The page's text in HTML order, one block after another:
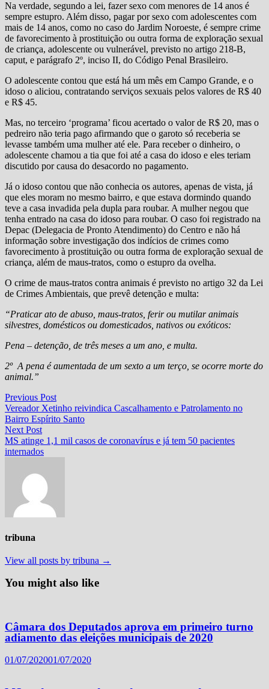
Na verdade, segundo a lei, fazer sexo com menores de 14 anos é
sempre estupro. Além disso, pagar por sexo com adolescentes com
mais de 14 anos, como no caso do Jardim Noroeste, é sempre crime
de favorecimento à prostituição ou outra forma de exploração sexual
de criança, adolescente ou vulnerável, previsto no artigo 218-B,
caput, e parágrafo 2º, inciso II, do Código Penal Brasileiro.
O adolescente contou que está há um mês em Campo Grande, e o
idoso o aliciou, contratando serviços sexuais pelos valores de R$ 40
e R$ 45.
Mas, no terceiro ‘programa’ ficou acertado o valor de R$ 20, mas o
pedreiro não teria pago afirmando que o garoto só receberia se
levasse também uma mulher até ele. Para receber o dinheiro, o
adolescente chamou a tia que foi até a casa do idoso e eles teriam
discutido por causa do desacordo no pagamento.
Já o idoso contou que não conhecia os autores, apenas de vista, já
que eles moram no mesmo bairro, e que estava dormindo quando
teve a casa invadida pela dupla para roubar. A mulher negou que
tenha entrado na casa do idoso para roubar. O caso foi registrado na
Depac (Delegacia de Pronto Atendimento) do Centro e não há
informação sobre investigação dos indícios de crimes como
favorecimento à prostituição ou outra forma de exploração sexual de
criança, além de maus-tratos, como o estupro da ovelha.
O crime de maus-tratos contra animais é previsto no artigo 32 da Lei
de Crimes Ambientais, que prevê detenção e multa:
“Praticar ato de abuso, maus-tratos, ferir ou mutilar animais
silvestres, domésticos ou domesticados, nativos ou exóticos:
Pena – detenção, de três meses a um ano, e multa.
2º A pena é aumentada de um sexto a um terço, se ocorre morte do
animal.”
Navegação
de
Post
Previous PostPrevious
post:
Vereador Xetinho reivindica Cascalhamento e Patrolamento no
Bairro Espírito Santo
Next PostNext
post:
MS atinge 1,1 mil casos de coronavírus e já tem 50 pacientes
internados
tribuna
View all posts by tribuna →
You might also like
Câmara dos Deputados aprova em primeiro turno
adiamento das eleições municipais de 2020
01/07/202001/07/2020